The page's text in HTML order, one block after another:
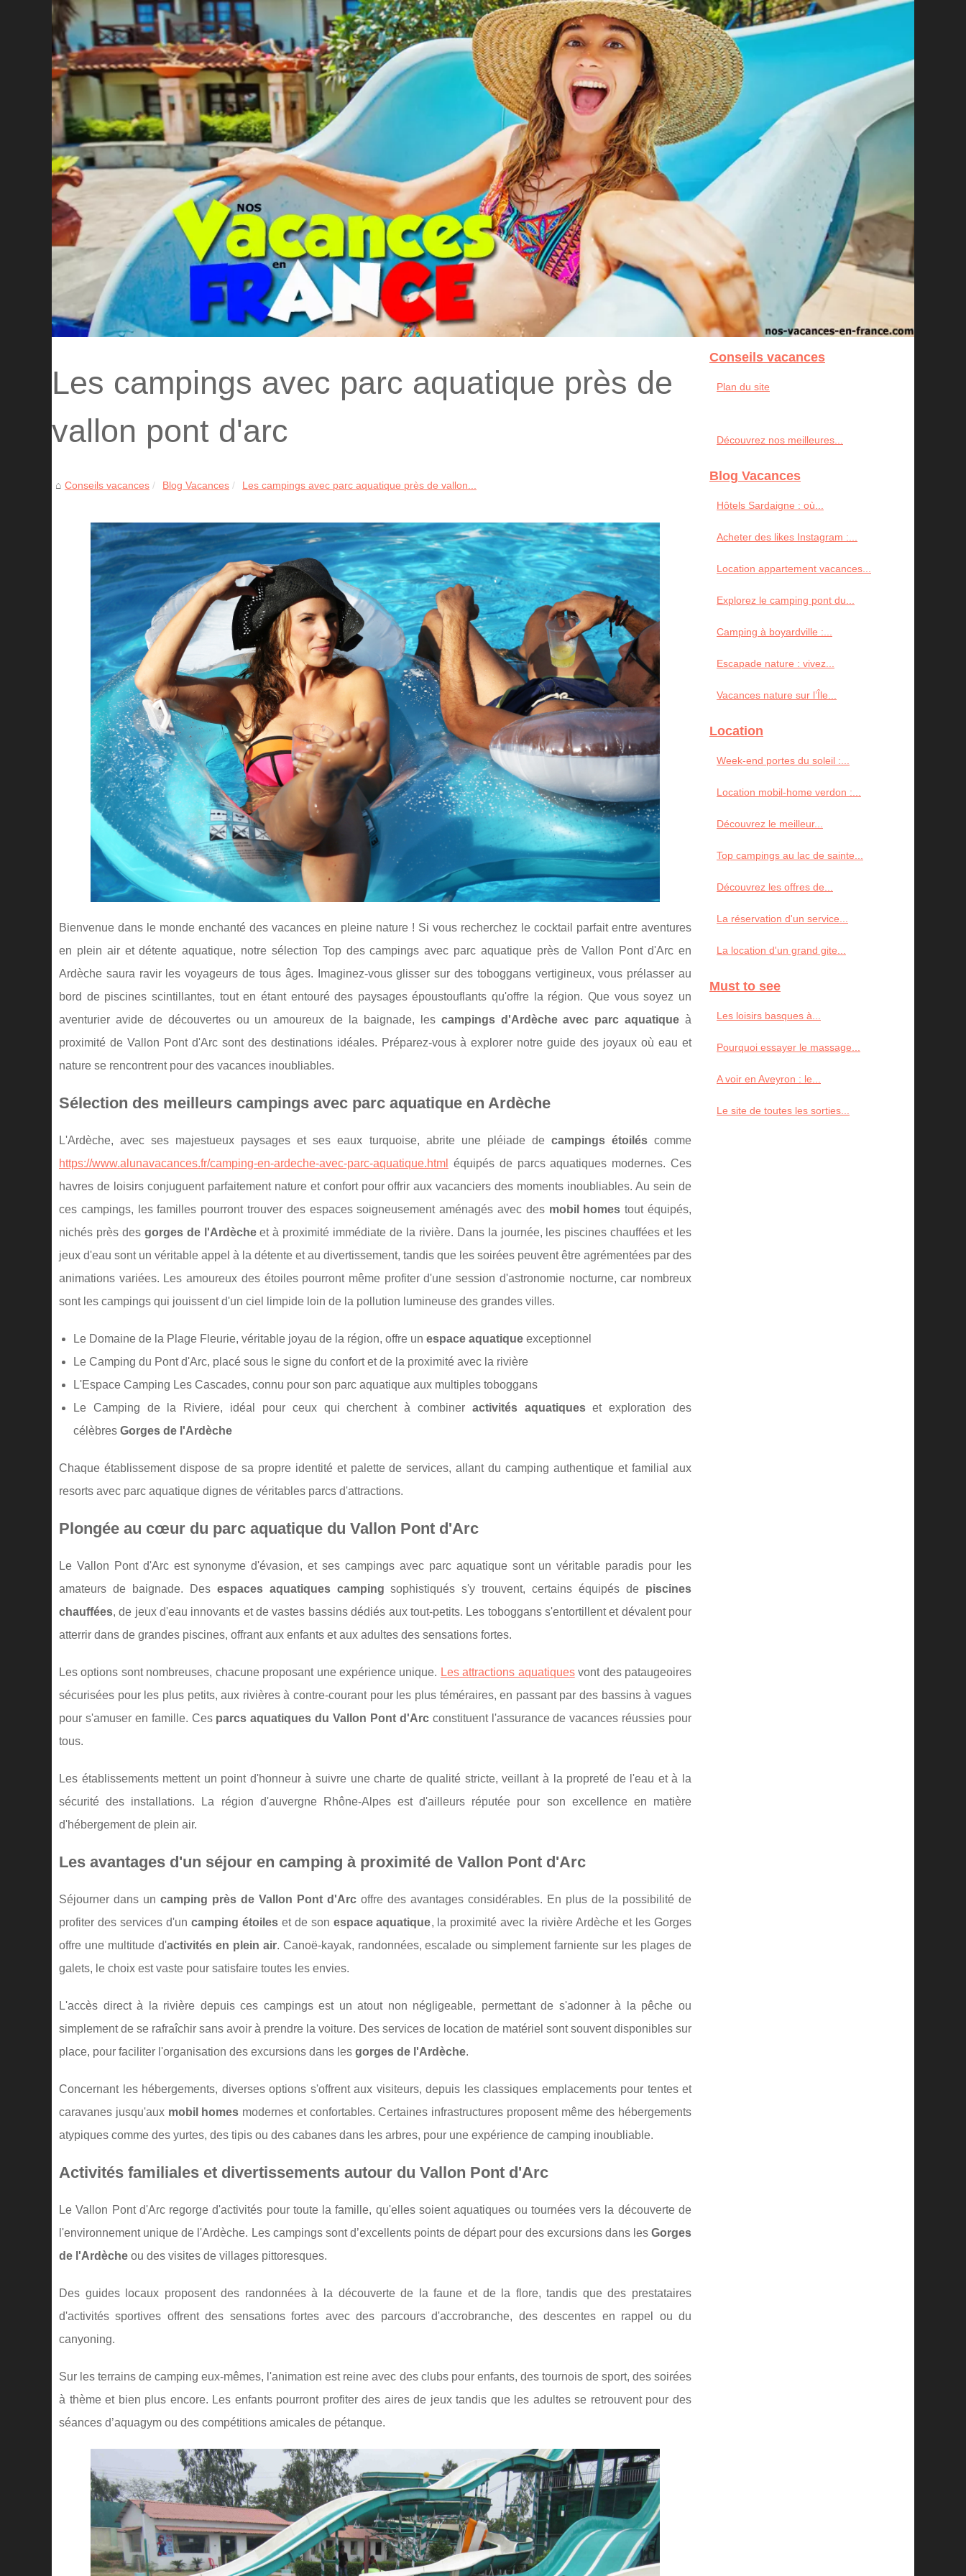
Les campings avec parc aquatique près de
vallon pont d'arc
Conseils vacances Blog Vacances Les campings avec parc aquatique près de vallon...
Bienvenue dans le monde enchanté des vacances en pleine nature ! Si vous recherchez le cocktail parfait entre aventures
en plein air et détente aquatique, notre sélection Top des campings avec parc aquatique près de Vallon Pont d'Arc en
Ardèche saura ravir les voyageurs de tous âges. Imaginez-vous glisser sur des toboggans vertigineux, vous prélasser au
bord de piscines scintillantes, tout en étant entouré des paysages époustouflants qu'offre la région. Que vous soyez un
aventurier avide de découvertes ou un amoureux de la baignade, les campings d'Ardèche avec parc aquatique à
proximité de Vallon Pont d'Arc sont des destinations idéales. Préparez-vous à explorer notre guide des joyaux où eau et
nature se rencontrent pour des vacances inoubliables.
Sélection des meilleurs campings avec parc aquatique en Ardèche
L'Ardèche, avec ses majestueux paysages et ses eaux turquoise, abrite une pléiade de campings étoiléscomme
https://www.alunavacances.fr/camping-en-ardeche-avec-parc-aquatique.html
équipés de parcs aquatiques modernes. Ces
havres de loisirs conjuguent parfaitement nature et confort pour offrir aux vacanciers des moments inoubliables. Au sein de
ces campings, les familles pourront trouver des espaces soigneusement aménagés avec des mobil homes tout équipés,
nichés près des gorges de l'Ardècheet à proximité immédiate de la rivière. Dans la journée, les piscines chauffées et les
jeux d'eau sont un véritable appel à la détente et au divertissement, tandis que les soirées peuvent être agrémentées par des
animations variées. Les amoureux des étoiles pourront même profiter d'une session d'astronomie nocturne, car nombreux
sont les campings qui jouissent d'un ciel limpide loin de la pollution lumineuse des grandes villes.
Le Domaine de la Plage Fleurie, véritable joyau de la région, offre un espace aquatique exceptionnel
Le Camping du Pont d'Arc, placé sous le signe du confort et de la proximité avec la rivière
L'Espace Camping Les Cascades, connu pour son parc aquatique aux multiples toboggans
Le Camping de la Riviere, idéal pour ceux qui cherchent à combiner activités aquatiqueset exploration des
célèbres Gorges de l'Ardèche
Chaque établissement dispose de sa propre identité et palette de services, allant du camping authentique et familial aux
resorts avec parc aquatique dignes de véritables parcs d'attractions.
Plongée au cœur du parc aquatique du Vallon Pont d'Arc
Le Vallon Pont d'Arc est synonyme d'évasion, et ses campings avec parc aquatique sont un véritable paradis pour les
amateurs de baignade. Des espaces aquatiques camping sophistiqués s'y trouvent, certains équipés de piscines
chauffées, de jeux d'eau innovants et de vastes bassins dédiés aux tout-petits. Les toboggans s'entortillent et dévalent pour
atterrir dans de grandes piscines, offrant aux enfants et aux adultes des sensations fortes.
Les options sont nombreuses, chacune proposant une expérience unique. Les attractions aquatiquesvont des pataugeoires
sécurisées pour les plus petits, aux rivières à contre-courant pour les plus téméraires, en passant par des bassins à vagues
pour s'amuser en famille. Ces parcs aquatiques du Vallon Pont d'Arcconstituent l'assurance de vacances réussies pour
tous.
Les établissements mettent un point d'honneur à suivre une charte de qualité stricte, veillant à la propreté de l'eau et à la
sécurité des installations. La région d'auvergne Rhône-Alpes est d'ailleurs réputée pour son excellence en matière
d'hébergement de plein air.
Les avantages d'un séjour en camping à proximité de Vallon Pont d'Arc
Séjourner dans un camping près de Vallon Pont d'Arc offre des avantages considérables. En plus de la possibilité de
profiter des services d'un camping étoileset de son espace aquatique, la proximité avec la rivière Ardèche et les Gorges
offre une multitude d'activités en plein air. Canoë-kayak, randonnées, escalade ou simplement farniente sur les plages de
galets, le choix est vaste pour satisfaire toutes les envies.
L'accès direct à la rivière depuis ces campings est un atout non négligeable, permettant de s'adonner à la pêche ou
simplement de se rafraîchir sans avoir à prendre la voiture. Des services de location de matériel sont souvent disponibles sur
place, pour faciliter l'organisation des excursions dans les gorges de l'Ardèche.
Concernant les hébergements, diverses options s'offrent aux visiteurs, depuis les classiques emplacements pour tentes et
caravanes jusqu'aux mobil homes modernes et confortables. Certaines infrastructures proposent même des hébergements
atypiques comme des yurtes, des tipis ou des cabanes dans les arbres, pour une expérience de camping inoubliable.
Activités familiales et divertissements autour du Vallon Pont d'Arc
Le Vallon Pont d'Arc regorge d'activités pour toute la famille, qu'elles soient aquatiques ou tournées vers la découverte de
l'environnement unique de l'Ardèche. Les campings sont d’excellents points de départ pour des excursions dans les Gorges
de l'Ardèche ou des visites de villages pittoresques.
Des guides locaux proposent des randonnées à la découverte de la faune et de la flore, tandis que des prestataires
d'activités sportives offrent des sensations fortes avec des parcours d'accrobranche, des descentes en rappel ou du
canyoning.
Sur les terrains de camping eux-mêmes, l'animation est reine avec des clubs pour enfants, des tournois de sport, des soirées
à thème et bien plus encore. Les enfants pourront profiter des aires de jeux tandis que les adultes se retrouvent pour des
séances d’aquagym ou des compétitions amicales de pétanque.
Conseils vacances
Plan du site
Découvrez nos meilleures...
Blog Vacances
Hôtels Sardaigne : où...
Acheter des likes Instagram :...
Location appartement vacances...
Explorez le camping pont du...
Camping à boyardville :...
Escapade nature : vivez...
Vacances nature sur l’Île...
Location
Week-end portes du soleil :...
Location mobil-home verdon :...
Découvrez le meilleur...
Top campings au lac de sainte...
Découvrez les offres de...
La réservation d'un service...
La location d'un grand gite...
Must to see
Les loisirs basques à...
Pourquoi essayer le massage...
A voir en Aveyron : le...
Le site de toutes les sorties...